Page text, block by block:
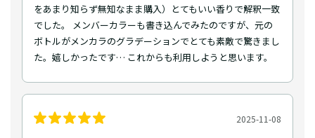
をあまり知らず無知なまま購入）とてもいい香りで解釈一致
でした。 メンバーカラーも書き込んでみたのですが、元の
ボトルがメンカラのグラデーションでとても素敵で驚きまし
た。嬉しかったです… これからも利用しようと思います。
2025-11-08